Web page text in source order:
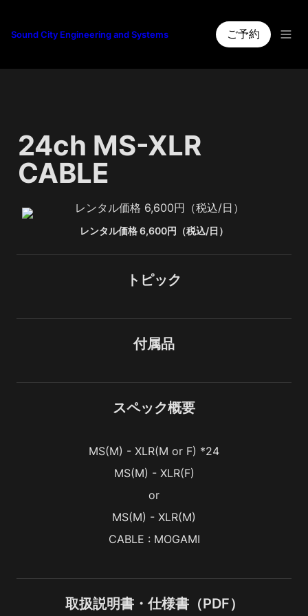
Sound City Engineering and Systems ご予約
24ch MS-XLR
CABLE
レンタル価格 6,600円（税込/日）
トピック
付属品
スペック概要
MS(M) - XLR(M or F) *24
MS(M) - XLR(F)
or
MS(M) - XLR(M)
CABLE : MOGAMI
取扱説明書・仕様書（PDF）